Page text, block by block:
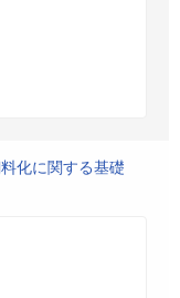
化に関する基礎